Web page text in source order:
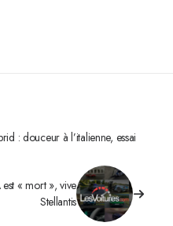
: douceur à l’italienne, essai
« mort », vive
Stellantis